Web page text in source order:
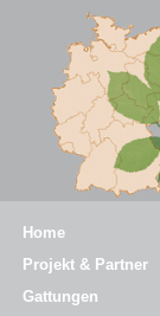
Home
Projekt & Partner
Gattungen